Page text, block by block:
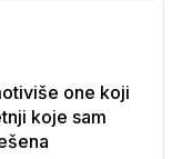
one koji
koje sam